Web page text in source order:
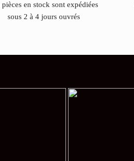
pièces en stock sont expédiées
sous 2 à 4 jours ouvrés